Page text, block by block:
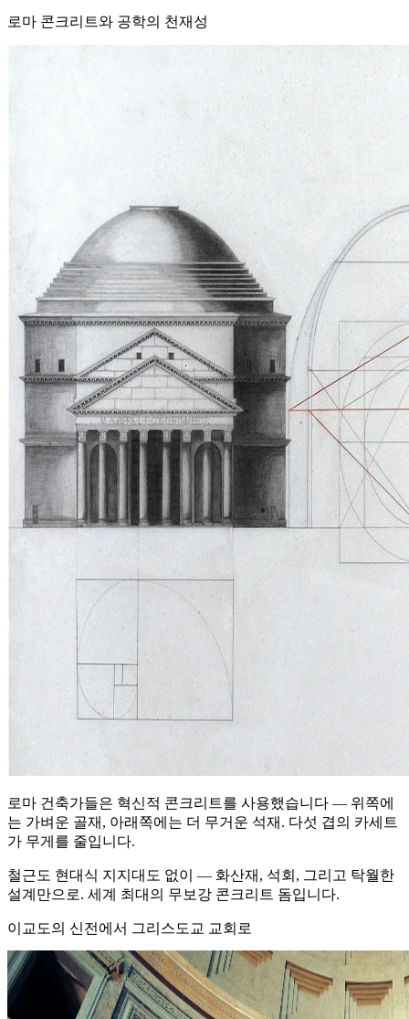
로마 콘크리트와 공학의 천재성
로마 건축가들은 혁신적 콘크리트를 사용했습니다 — 위쪽에
는 가벼운 골재, 아래쪽에는 더 무거운 석재. 다섯 겹의 카세트
가 무게를 줄입니다.
철근도 현대식 지지대도 없이 — 화산재, 석회, 그리고 탁월한
설계만으로. 세계 최대의 무보강 콘크리트 돔입니다.
이교도의 신전에서 그리스도교 교회로